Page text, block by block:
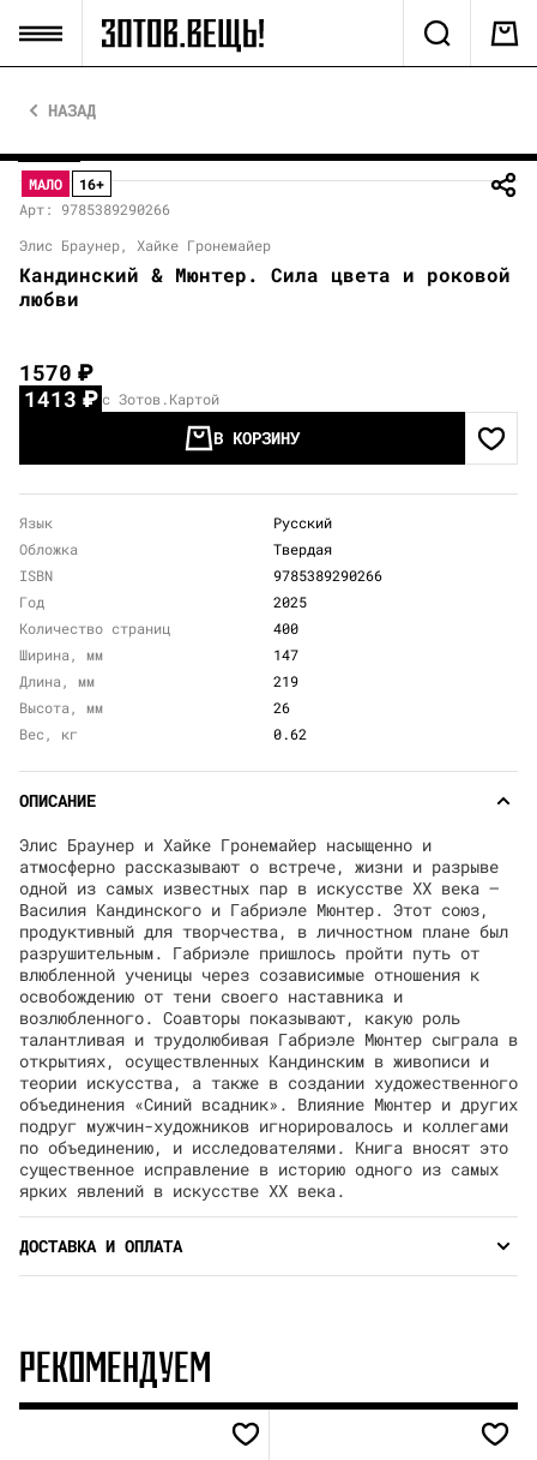
НАЗАД
МАЛО
16+
Арт: 9785389290266
Элис Браунер, Хайке Гронемайер
Кандинский & Мюнтер. Сила цвета и роковой
любви
1570₽
1413₽ с Зотов.Картой
В КОРЗИНУ
Язык
Русский
Обложка
Твердая
ISBN
9785389290266
Год
2025
Количество страниц
400
Ширина, мм
147
Длина, мм
219
Высота, мм
26
Вес, кг
0.62
ОПИСАНИЕ
Элис Браунер и Хайке Гронемайер насыщенно и
атмосферно рассказывают о встрече, жизни и разрыве
одной из самых известных пар в искусстве ХХ века —
Василия Кандинского и Габриэле Мюнтер. Этот союз,
продуктивный для творчества, в личностном плане был
разрушительным. Габриэле пришлось пройти путь от
влюбленной ученицы через созависимые отношения к
освобождению от тени своего наставника и
возлюбленного. Соавторы показывают, какую роль
талантливая и трудолюбивая Габриэле Мюнтер сыграла в
открытиях, осуществленных Кандинским в живописи и
теории искусства, а также в создании художественного
объединения «Синий всадник». Влияние Мюнтер и других
подруг мужчин-художников игнорировалось и коллегами
по объединению, и исследователями. Книга вносят это
существенное исправление в историю одного из самых
ярких явлений в искусстве ХХ века.
ДОСТАВКА И ОПЛАТА
РЕКОМЕНДУЕМ